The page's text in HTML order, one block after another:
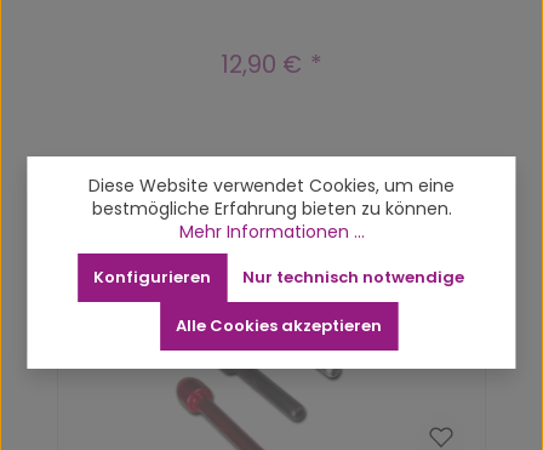
Regulärer Preis:
12,90 €
Produktgalerie überspringen
Related products
Vergriffen
Diese Website verwendet Cookies, um eine
bestmögliche Erfahrung bieten zu können.
Mehr Informationen ...
Nur technisch notwendige
Konfigurieren
Alle Cookies akzeptieren